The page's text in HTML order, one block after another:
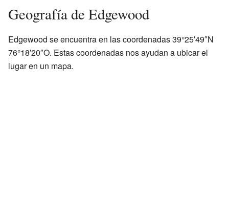
Geografía de Edgewood
Edgewood se encuentra en las coordenadas 39°25′49″N
76°18′20″O. Estas coordenadas nos ayudan a ubicar el
lugar en un mapa.